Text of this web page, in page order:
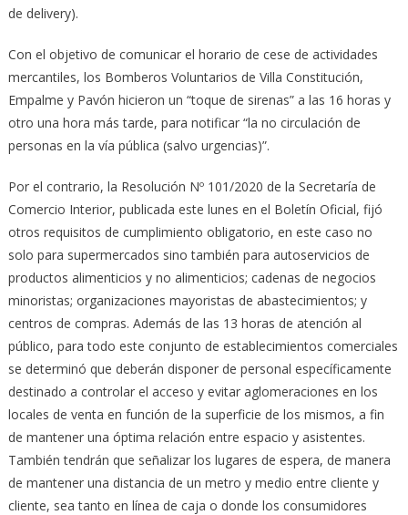
de delivery).
Con el objetivo de comunicar el horario de cese de actividades
mercantiles, los Bomberos Voluntarios de Villa Constitución,
Empalme y Pavón hicieron un “toque de sirenas” a las 16 horas y
otro una hora más tarde, para notificar “la no circulación de
personas en la vía pública (salvo urgencias)”.
Por el contrario, la Resolución Nº 101/2020 de la Secretaría de
Comercio Interior, publicada este lunes en el Boletín Oficial, fijó
otros requisitos de cumplimiento obligatorio, en este caso no
solo para supermercados sino también para autoservicios de
productos alimenticios y no alimenticios; cadenas de negocios
minoristas; organizaciones mayoristas de abastecimientos; y
centros de compras. Además de las 13 horas de atención al
público, para todo este conjunto de establecimientos comerciales
se determinó que deberán disponer de personal específicamente
destinado a controlar el acceso y evitar aglomeraciones en los
locales de venta en función de la superficie de los mismos, a fin
de mantener una óptima relación entre espacio y asistentes.
También tendrán que señalizar los lugares de espera, de manera
de mantener una distancia de un metro y medio entre cliente y
cliente, sea tanto en línea de caja o donde los consumidores